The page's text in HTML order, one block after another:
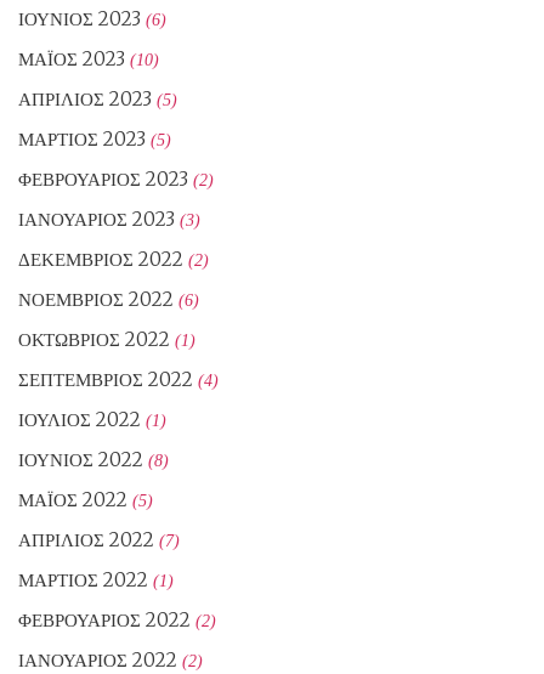
ΙΟΎΝΙΟΣ 2023 (6)
ΜΆΙΟΣ 2023 (10)
ΑΠΡΊΛΙΟΣ 2023 (5)
ΜΆΡΤΙΟΣ 2023 (5)
ΦΕΒΡΟΥΆΡΙΟΣ 2023 (2)
ΙΑΝΟΥΆΡΙΟΣ 2023 (3)
ΔΕΚΈΜΒΡΙΟΣ 2022 (2)
ΝΟΈΜΒΡΙΟΣ 2022 (6)
ΟΚΤΏΒΡΙΟΣ 2022 (1)
ΣΕΠΤΈΜΒΡΙΟΣ 2022 (4)
ΙΟΎΛΙΟΣ 2022 (1)
ΙΟΎΝΙΟΣ 2022 (8)
ΜΆΙΟΣ 2022 (5)
ΑΠΡΊΛΙΟΣ 2022 (7)
ΜΆΡΤΙΟΣ 2022 (1)
ΦΕΒΡΟΥΆΡΙΟΣ 2022 (2)
ΙΑΝΟΥΆΡΙΟΣ 2022 (2)